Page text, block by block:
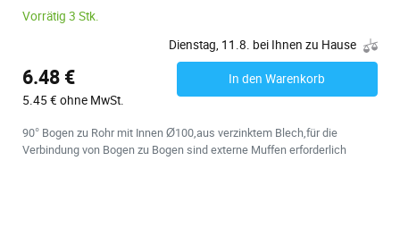
Vorrätig 3 Stk.
Dienstag, 11.8. bei Ihnen zu Hause
6.48 €
5.45 € ohne MwSt.
In den Warenkorb
90° Bogen zu Rohr mit Innen Ø100,aus verzinktem Blech,für die
Verbindung von Bogen zu Bogen sind externe Muffen erforderlich